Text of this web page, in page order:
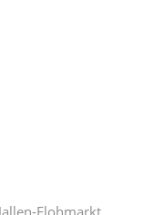
Flohmarkt